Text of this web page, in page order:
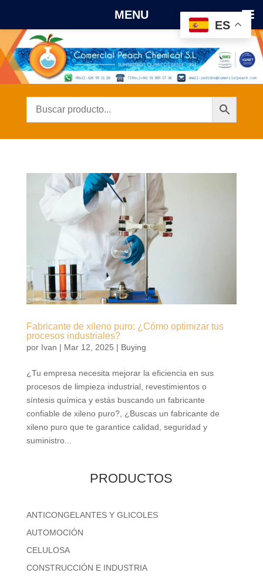
Fabricante de xileno puro: ¿Cómo optimizar tus
procesos industriales?
por Ivan | Mar 12, 2025 | Buying
¿Tu empresa necesita mejorar la eficiencia en sus
procesos de limpieza industrial, revestimientos o
síntesis química y estás buscando un fabricante
confiable de xileno puro?, ¿Buscas un fabricante de
xileno puro que te garantice calidad, seguridad y
suministro...
PRODUCTOS
ANTICONGELANTES Y GLICOLES
AUTOMOCIÓN
CELULOSA
CONSTRUCCIÓN E INDUSTRIA
ES
MENU